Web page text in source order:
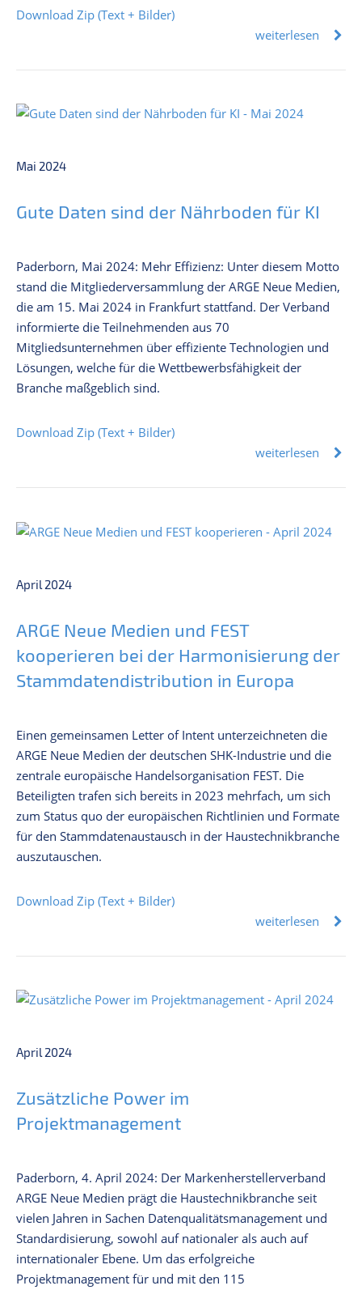
Download Zip (Text + Bilder)
weiterlesen
Mai 2024
Gute Daten sind der Nährboden für KI
Paderborn, Mai 2024: Mehr Effizienz: Unter diesem Motto
stand die Mitgliederversammlung der ARGE Neue Medien,
die am 15. Mai 2024 in Frankfurt stattfand. Der Verband
informierte die Teilnehmenden aus 70
Mitgliedsunternehmen über effiziente Technologien und
Lösungen, welche für die Wettbewerbsfähigkeit der
Branche maßgeblich sind.
Download Zip (Text + Bilder)
weiterlesen
April 2024
ARGE Neue Medien und FEST
kooperieren bei der Harmonisierung der
Stammdatendistribution in Europa
Einen gemeinsamen Letter of Intent unterzeichneten die
ARGE Neue Medien der deutschen SHK-Industrie und die
zentrale europäische Handelsorganisation FEST. Die
Beteiligten trafen sich bereits in 2023 mehrfach, um sich
zum Status quo der europäischen Richtlinien und Formate
für den Stammdatenaustausch in der Haustechnikbranche
auszutauschen.
Download Zip (Text + Bilder)
weiterlesen
April 2024
Zusätzliche Power im
Projektmanagement
Paderborn, 4. April 2024: Der Markenherstellerverband
ARGE Neue Medien prägt die Haustechnikbranche seit
vielen Jahren in Sachen Datenqualitätsmanagement und
Standardisierung, sowohl auf nationaler als auch auf
internationaler Ebene. Um das erfolgreiche
Projektmanagement für und mit den 115